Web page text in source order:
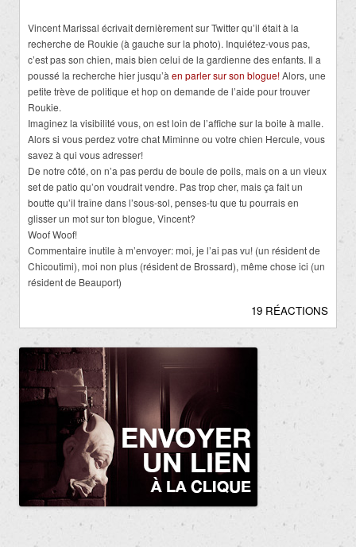
Vincent Marissal écrivait dernièrement sur Twitter qu’il était à la
recherche de Roukie (à gauche sur la photo). Inquiétez-vous pas,
c’est pas son chien, mais bien celui de la gardienne des enfants. Il a
poussé la recherche hier jusqu’à en parler sur son blogue!Alors, une
petite trève de politique et hop on demande de l’aide pour trouver
Roukie.
Imaginez la visibilité vous, on est loin de l’affiche sur la boite à malle.
Alors si vous perdez votre chat Miminne ou votre chien Hercule, vous
savez à qui vous adresser!
De notre côté, on n’a pas perdu de boule de poils, mais on a un vieux
set de patio qu’on voudrait vendre. Pas trop cher, mais ça fait un
boutte qu’il traîne dans l’sous-sol, penses-tu que tu pourrais en
glisser un mot sur ton blogue, Vincent?
Woof Woof!
Commentaire inutile à m’envoyer: moi, je l’ai pas vu! (un résident de
Chicoutimi), moi non plus (résident de Brossard), même chose ici (un
résident de Beauport)
19 RÉACTIONS